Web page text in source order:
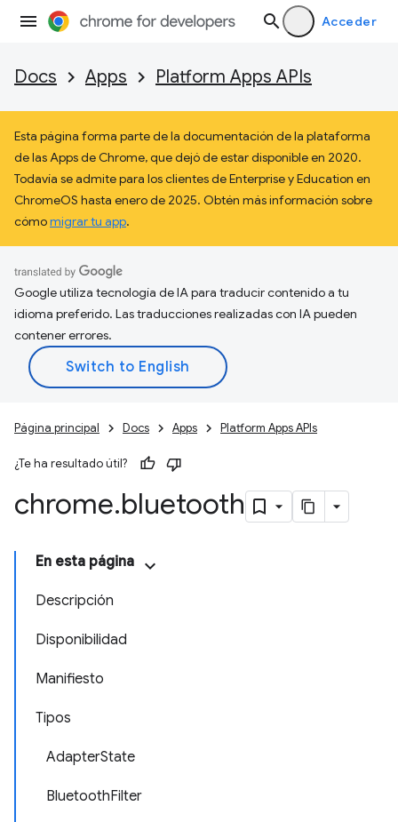
Acceder
Docs Apps Platform Apps APIs
Esta página forma parte de la documentación de la plataforma
de las Apps de Chrome, que dejó de estar disponible en 2020.
Todavía se admite para los clientes de Enterprise y Education en
ChromeOS hasta enero de 2025. Obtén más información sobre
cómomigrar tu app.
Google utiliza tecnología de IA para traducir contenido a tu
idioma preferido. Las traducciones realizadas con IA pueden
contener errores.
Página principal Docs Apps Platform Apps APIs
¿Te ha resultado útil?
chrome.bluetooth
En esta página
Descripción
Disponibilidad
Manifiesto
Tipos
AdapterState
BluetoothFilter